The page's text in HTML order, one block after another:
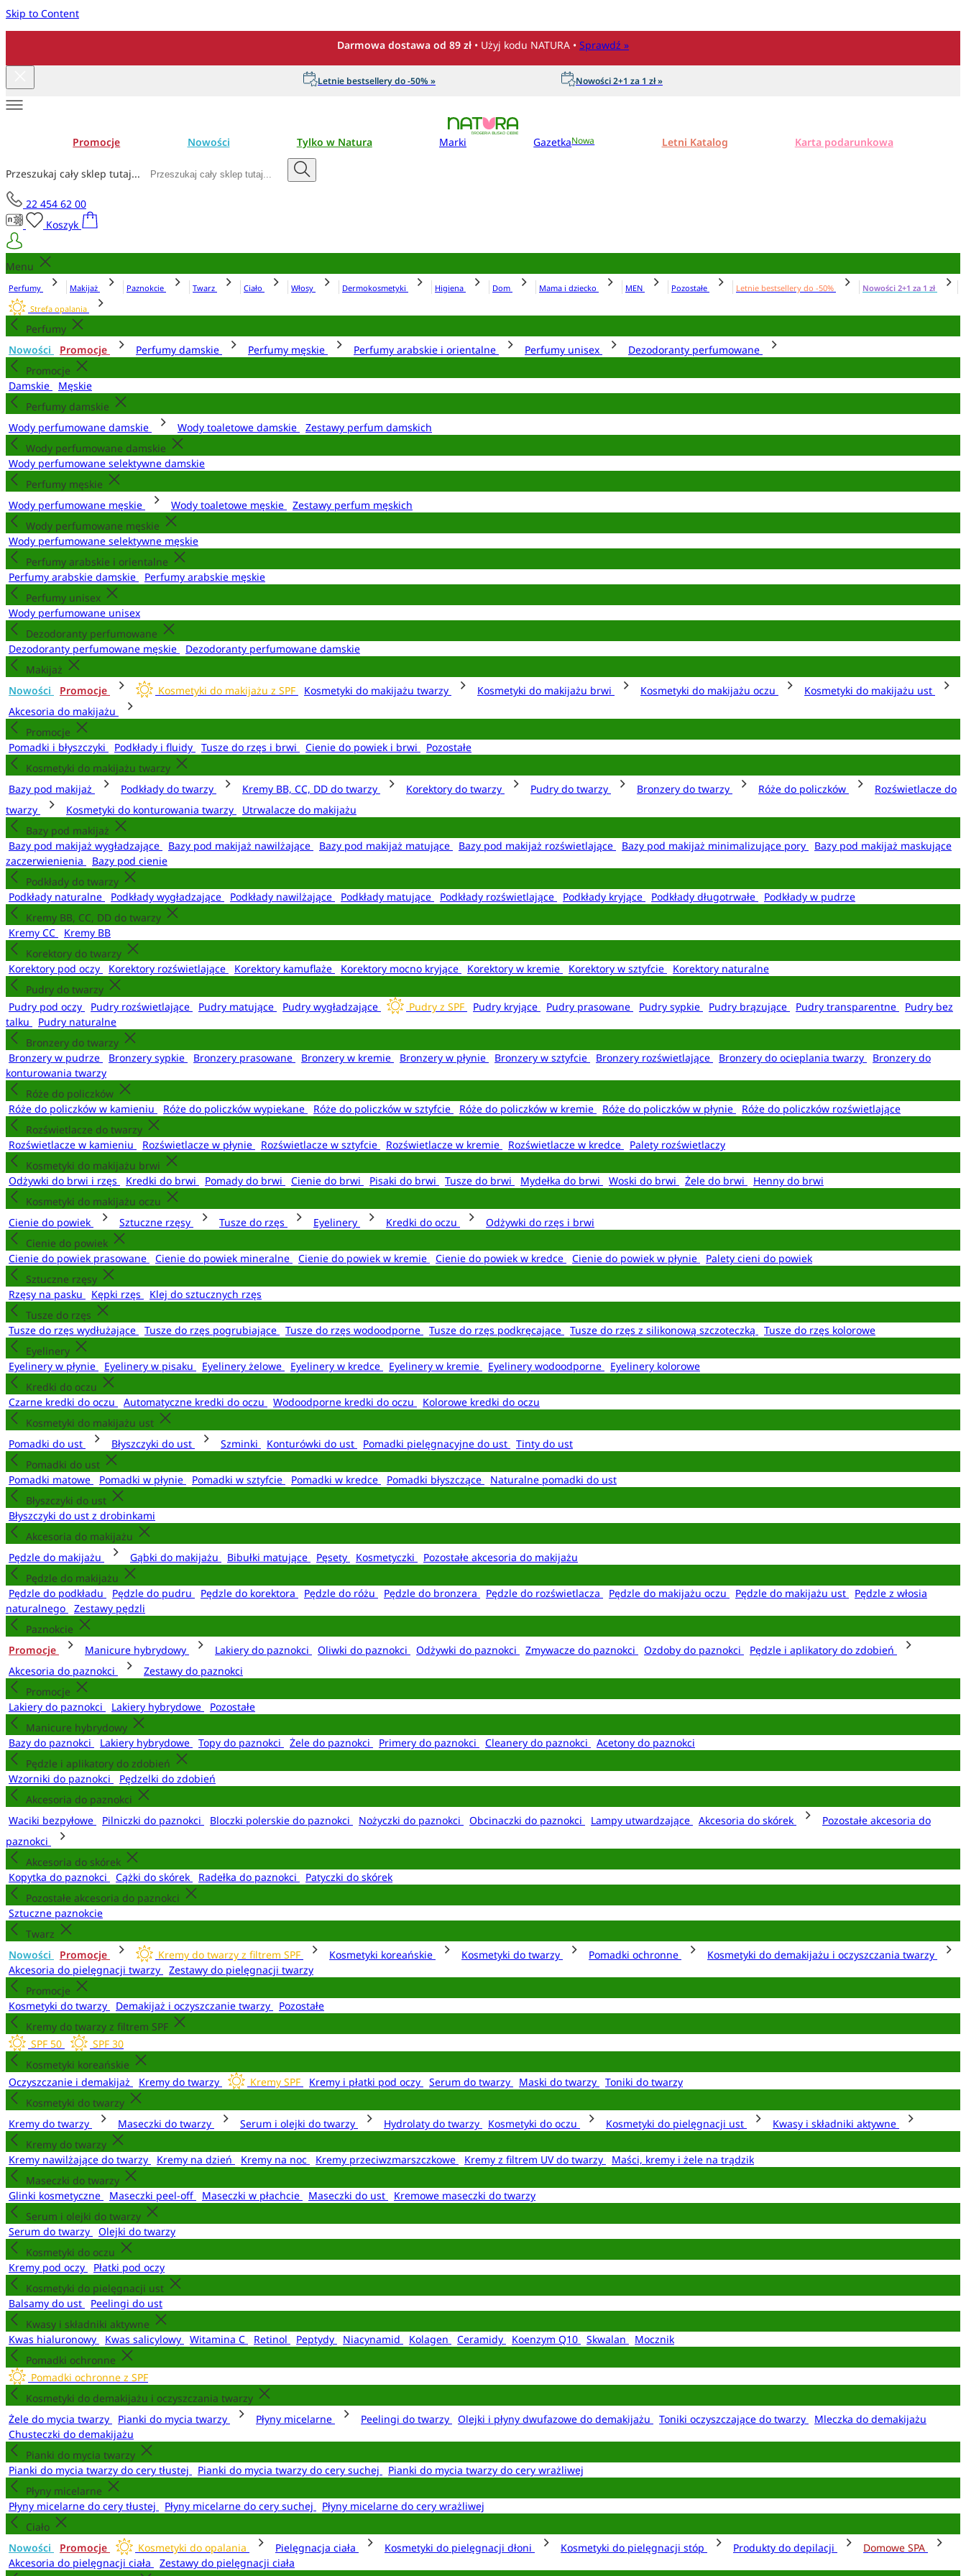
Skip to Content
Darmowa dostawa od 89 zł • Użyj kodu NATURA • Sprawdź »
Letnie bestsellery do -50% » Nowości 2+1 za 1 zł »
Promocje Nowości Tylko w Natura Marki GazetkaNowa Letni Katalog Karta podarunkowa
Przeszukaj cały sklep tutaj...
22 454 62 00
Koszyk
Menu
Perfumy Makijaż Paznokcie Twarz Ciało Włosy Dermokosmetyki Higiena Dom Mama i dziecko MEN Pozostałe Letnie bestsellery do -50%
Nowości 2+1 za 1 zł
Strefa opalania
Perfumy
Nowości
Promocje Perfumy damskie Perfumy męskie Perfumy arabskie i orientalne Perfumy unisex
Dezodoranty perfumowane
Promocje
Damskie
Męskie
Perfumy damskie
Wody perfumowane damskie
Wody toaletowe damskie
Zestawy perfum damskich
Wody perfumowane damskie
Wody perfumowane selektywne damskie
Perfumy męskie
Wody perfumowane męskie
Wody toaletowe męskie
Zestawy perfum męskich
Wody perfumowane męskie
Wody perfumowane selektywne męskie
Perfumy arabskie i orientalne
Perfumy arabskie damskie
Perfumy arabskie męskie
Perfumy unisex
Wody perfumowane unisex
Dezodoranty perfumowane
Dezodoranty perfumowane męskie
Dezodoranty perfumowane damskie
Makijaż
Nowości
Promocje Kosmetyki do makijażu z SPF Kosmetyki do makijażu twarzy Kosmetyki do makijażu brwi Kosmetyki do makijażu oczu
Kosmetyki do makijażu ust
Akcesoria do makijażu
Promocje
Pomadki i błyszczyki
Podkłady i fluidy Tusze do rzęs i brwi Cienie do powiek i brwi
Pozostałe
Kosmetyki do makijażu twarzy
Bazy pod makijaż
Podkłady do twarzy Kremy BB, CC, DD do twarzy Korektory do twarzy Pudry do twarzy Bronzery do twarzy Róże do policzków
Rozświetlacze do
twarzy
Kosmetyki do konturowania twarzy
Utrwalacze do makijażu
Bazy pod makijaż
Bazy pod makijaż wygładzające
Bazy pod makijaż nawilżające Bazy pod makijaż matujące Bazy pod makijaż rozświetlające Bazy pod makijaż minimalizujące pory
Bazy pod makijaż maskujące
zaczerwienienia
Bazy pod cienie
Podkłady do twarzy
Podkłady naturalne
Podkłady wygładzające Podkłady nawilżające Podkłady matujące Podkłady rozświetlające Podkłady kryjące Podkłady długotrwałe
Podkłady w pudrze
Kremy BB, CC, DD do twarzy
Kremy CC
Kremy BB
Korektory do twarzy
Korektory pod oczy
Korektory rozświetlające Korektory kamuflaże Korektory mocno kryjące Korektory w kremie Korektory w sztyfcie
Korektory naturalne
Pudry do twarzy
Pudry pod oczy
Pudry rozświetlające Pudry matujące Pudry wygładzające Pudry z SPF Pudry kryjące Pudry prasowane Pudry sypkie Pudry brązujące Pudry transparentne
Pudry bez
talku
Pudry naturalne
Bronzery do twarzy
Bronzery w pudrze
Bronzery sypkie Bronzery prasowane Bronzery w kremie Bronzery w płynie Bronzery w sztyfcie Bronzery rozświetlające Bronzery do ocieplania twarzy
Bronzery do
konturowania twarzy
Róże do policzków
Róże do policzków w kamieniu
Róże do policzków wypiekane Róże do policzków w sztyfcie Róże do policzków w kremie Róże do policzków w płynie
Róże do policzków rozświetlające
Rozświetlacze do twarzy
Rozświetlacze w kamieniu
Rozświetlacze w płynie Rozświetlacze w sztyfcie Rozświetlacze w kremie Rozświetlacze w kredce
Palety rozświetlaczy
Kosmetyki do makijażu brwi
Odżywki do brwi i rzęs
Kredki do brwi Pomady do brwi Cienie do brwi Pisaki do brwi Tusze do brwi Mydełka do brwi Woski do brwi Żele do brwi
Henny do brwi
Kosmetyki do makijażu oczu
Cienie do powiek
Sztuczne rzęsy Tusze do rzęs Eyelinery Kredki do oczu
Odżywki do rzęs i brwi
Cienie do powiek
Cienie do powiek prasowane
Cienie do powiek mineralne Cienie do powiek w kremie Cienie do powiek w kredce Cienie do powiek w płynie
Palety cieni do powiek
Sztuczne rzęsy
Rzęsy na pasku
Kępki rzęs
Klej do sztucznych rzęs
Tusze do rzęs
Tusze do rzęs wydłużające
Tusze do rzęs pogrubiające Tusze do rzęs wodoodporne Tusze do rzęs podkręcające Tusze do rzęs z silikonową szczoteczką
Tusze do rzęs kolorowe
Eyelinery
Eyelinery w płynie
Eyelinery w pisaku Eyelinery żelowe Eyelinery w kredce Eyelinery w kremie Eyelinery wodoodporne
Eyelinery kolorowe
Kredki do oczu
Czarne kredki do oczu
Automatyczne kredki do oczu Wodoodporne kredki do oczu
Kolorowe kredki do oczu
Kosmetyki do makijażu ust
Pomadki do ust
Błyszczyki do ust Szminki Konturówki do ust Pomadki pielęgnacyjne do ust
Tinty do ust
Pomadki do ust
Pomadki matowe
Pomadki w płynie Pomadki w sztyfcie Pomadki w kredce Pomadki błyszczące
Naturalne pomadki do ust
Błyszczyki do ust
Błyszczyki do ust z drobinkami
Akcesoria do makijażu
Pędzle do makijażu
Gąbki do makijażu Bibułki matujące Pęsety Kosmetyczki
Pozostałe akcesoria do makijażu
Pędzle do makijażu
Pędzle do podkładu
Pędzle do pudru Pędzle do korektora Pędzle do różu Pędzle do bronzera Pędzle do rozświetlacza Pędzle do makijażu oczu Pędzle do makijażu ust
Pędzle z włosia
naturalnego
Zestawy pędzli
Paznokcie
Promocje
Manicure hybrydowy Lakiery do paznokci Oliwki do paznokci Odżywki do paznokci Zmywacze do paznokci Ozdoby do paznokci
Pędzle i aplikatory do zdobień
Akcesoria do paznokci
Zestawy do paznokci
Promocje
Lakiery do paznokci
Lakiery hybrydowe
Pozostałe
Manicure hybrydowy
Bazy do paznokci
Lakiery hybrydowe Topy do paznokci Żele do paznokci Primery do paznokci Cleanery do paznokci
Acetony do paznokci
Pędzle i aplikatory do zdobień
Wzorniki do paznokci
Pędzelki do zdobień
Akcesoria do paznokci
Waciki bezpyłowe
Pilniczki do paznokci Bloczki polerskie do paznokci Nożyczki do paznokci Obcinaczki do paznokci Lampy utwardzające Akcesoria do skórek
Pozostałe akcesoria do
paznokci
Akcesoria do skórek
Kopytka do paznokci
Cążki do skórek Radełka do paznokci
Patyczki do skórek
Pozostałe akcesoria do paznokci
Sztuczne paznokcie
Twarz
Nowości
Promocje Kremy do twarzy z filtrem SPF Kosmetyki koreańskie Kosmetyki do twarzy Pomadki ochronne
Kosmetyki do demakijażu i oczyszczania twarzy
Akcesoria do pielęgnacji twarzy
Zestawy do pielęgnacji twarzy
Promocje
Kosmetyki do twarzy
Demakijaż i oczyszczanie twarzy
Pozostałe
Kremy do twarzy z filtrem SPF
SPF 50
SPF 30
Kosmetyki koreańskie
Oczyszczanie i demakijaż
Kremy do twarzy Kremy SPF Kremy i płatki pod oczy Serum do twarzy Maski do twarzy
Toniki do twarzy
Kosmetyki do twarzy
Kremy do twarzy
Maseczki do twarzy Serum i olejki do twarzy Hydrolaty do twarzy Kosmetyki do oczu Kosmetyki do pielęgnacji ust
Kwasy i składniki aktywne
Kremy do twarzy
Kremy nawilżające do twarzy
Kremy na dzień Kremy na noc Kremy przeciwzmarszczkowe Kremy z filtrem UV do twarzy
Maści, kremy i żele na trądzik
Maseczki do twarzy
Glinki kosmetyczne
Maseczki peel-off Maseczki w płachcie Maseczki do ust
Kremowe maseczki do twarzy
Serum i olejki do twarzy
Serum do twarzy
Olejki do twarzy
Kosmetyki do oczu
Kremy pod oczy
Płatki pod oczy
Kosmetyki do pielęgnacji ust
Balsamy do ust
Peelingi do ust
Kwasy i składniki aktywne
Kwas hialuronowy
Kwas salicylowy Witamina C Retinol Peptydy Niacynamid Kolagen Ceramidy Koenzym Q10 Skwalan
Mocznik
Pomadki ochronne
Pomadki ochronne z SPF
Kosmetyki do demakijażu i oczyszczania twarzy
Żele do mycia twarzy
Pianki do mycia twarzy Płyny micelarne Peelingi do twarzy Olejki i płyny dwufazowe do demakijażu Toniki oczyszczające do twarzy
Mleczka do demakijażu
Chusteczki do demakijażu
Pianki do mycia twarzy
Pianki do mycia twarzy do cery tłustej
Pianki do mycia twarzy do cery suchej
Pianki do mycia twarzy do cery wrażliwej
Płyny micelarne
Płyny micelarne do cery tłustej
Płyny micelarne do cery suchej
Płyny micelarne do cery wrażliwej
Ciało
Nowości
Promocje Kosmetyki do opalania Pielęgnacja ciała Kosmetyki do pielęgnacji dłoni Kosmetyki do pielęgnacji stóp Produkty do depilacji
Domowe SPA
Akcesoria do pielęgnacji ciała
Zestawy do pielęgnacji ciała